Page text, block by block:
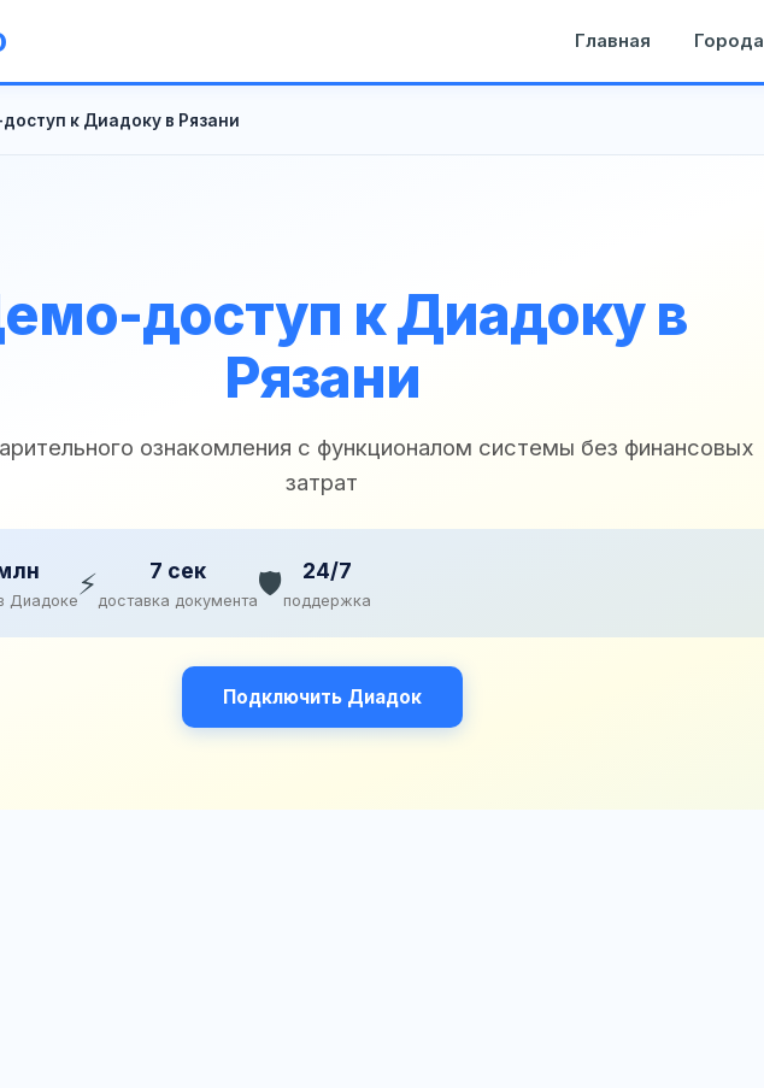
Главная Города
к Диадоку в Рязани
доступ к Диадоку в
Рязани
ознакомления с функционалом системы без финансовых
затрат
Диадоке ⚡ 7 сек
доставка документа🛡️ 24/7
поддержка
Подключить Диадок